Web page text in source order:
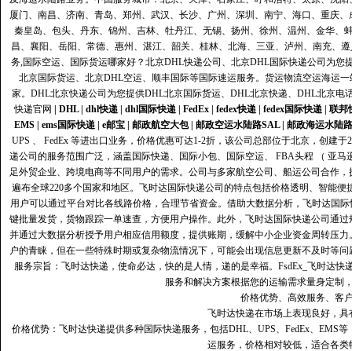
厦门、南昌、济南、青岛、郑州、武汉、长沙、广州、深圳、南宁、海口、重庆
秦皇岛、包头、丹东、锦州、吉林、牡丹江、无锡、扬州、徐州、温州、金华
昌、襄阳、岳阳、常德、惠州、湛江、韶关、桂林、北海、三亚、泸州、南充、
务,国际空运、国际货运哪家好？北京DHL快递公司、北京DHL国际快递公司为
北京国际货运、北京DHL空运、顺丰国际等国际速运服务。货运物流空运海运
家。DHL北京快递公司为您提供DHL北京国际货运、DHL北京快递、DHL北京电
快递官网
DHL| dhl快递| dhl国际快递| FedEx| fedex快递| fedex国际快递| 联邦
EMS| ems国际快递| e邮宝| 邮政航空大包| 邮政空运水陆路SAL| 邮政海运水陆路
UPS 、 FedEx 等进出口业务，价格优惠可达1-2折，该公司总部位于北京，创建
递公司的服务范围广泛，涵盖国际快递、国际小包、国际空运、 FBA头程 （ 亚
足外贸企业、跨境电商等不同用户的需求。公司与多家航空公司、船运公司合作
遍布全球220多个国家和地区。飞时达国际快递公司的特点包括价格透明、智能
用户可以通过平台对比各线路价格，合理节省资金。借助大数据分析，飞时达国
键批量发货，货物跟踪一单速查，方便用户操作。此外，飞时达国际快递公司通
并通过大数据分析授予用户相应信用额度，提供账期，缓解中小企业资金周转压
户的青睐，但在一些特殊时期或复杂物流情况下，可能会出现信息更新不及时等
服务宗旨：飞时达快递，使命必达，快的是人情，递的是幸福。FsdEx_飞时达
服务和解决方案根据您的运输需求量身定制
价格优势、高效服务、客
飞时达快递在市场上表现良好，
价格优势：飞时达快递提供多种国际快递服务，包括DHL、UPS、FedEx、EMS
运服务，价格相对较低，适合各